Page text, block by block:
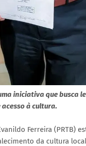
iniciativa que busca
à cultura.
Ferreira (PRTB)
da cultura